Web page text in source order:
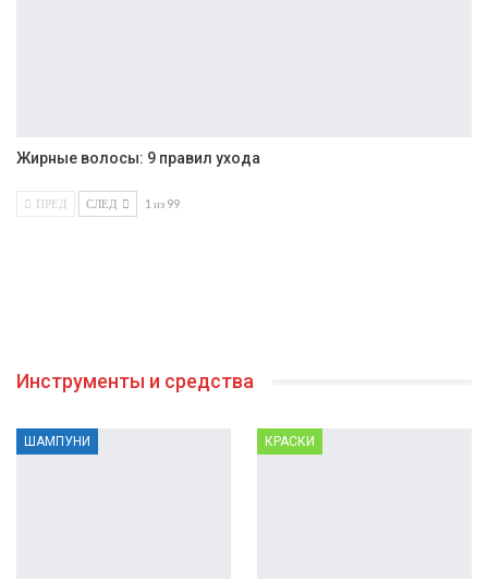
Жирные волосы: 9 правил ухода
ПРЕД СЛЕД 1 из 99
Инструменты и средства
ШАМПУНИ КРАСКИ